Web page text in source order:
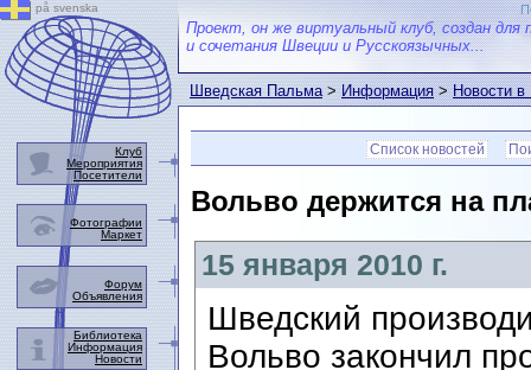
Проект, он же виртуальный клуб, создан для
и сочетания Швеции и Русскоязычных...
Шведская Пальма>Информация>Новости
Список новостей
Вольво держится на
15 января 2010 г.
Шведский
Вольво закончил
på svenska
Клуб
Мероприятия
Посетители
Фотографии
Маркет
Форум
Объявления
Библиотека
Информация
Новости